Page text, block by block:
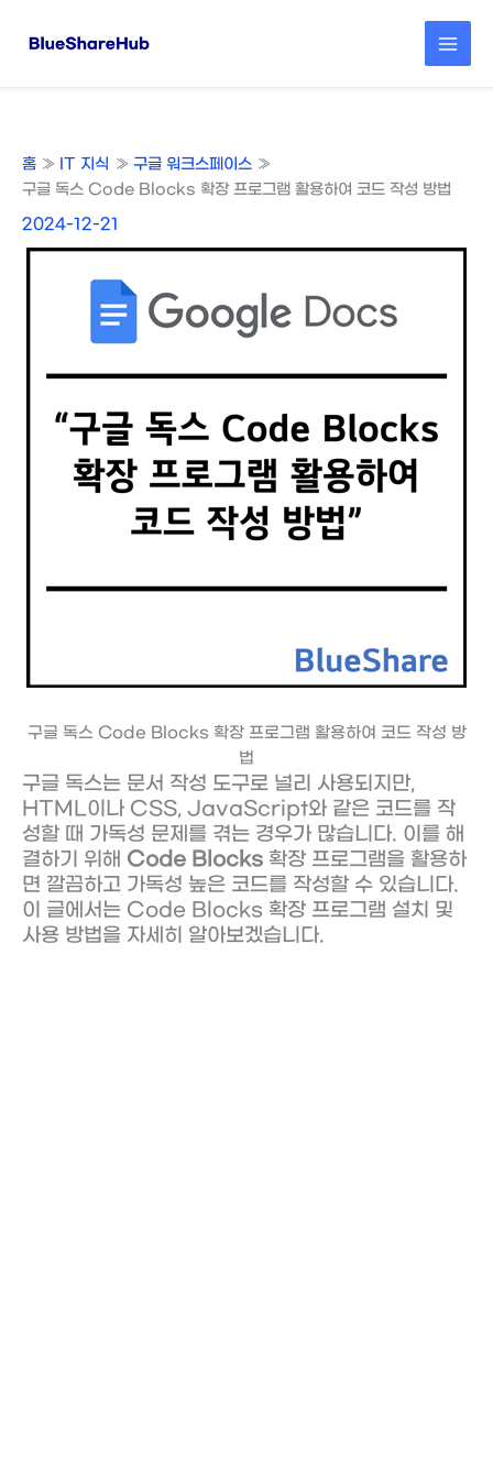
홈 IT 지식
구글 워크스페이스
구글 독스 Code Blocks 확장 프로그램 활용하여 코드 작성 방법
2024-12-21
구글 독스 Code Blocks 확장 프로그램 활용하여 코드 작성 방
법
구글 독스는 문서 작성 도구로 널리 사용되지만,
HTML이나 CSS, JavaScript와 같은 코드를 작
성할 때 가독성 문제를 겪는 경우가 많습니다. 이를 해
결하기 위해 Code Blocks 확장 프로그램을 활용하
면 깔끔하고 가독성 높은 코드를 작성할 수 있습니다.
이 글에서는 Code Blocks 확장 프로그램 설치 및
사용 방법을 자세히 알아보겠습니다.